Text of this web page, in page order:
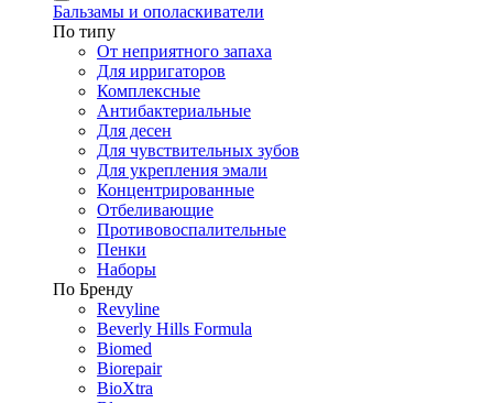
Бальзамы и ополаскиватели
По типу
От неприятного запаха
Для ирригаторов
Комплексные
Антибактериальные
Для десен
Для чувствительных зубов
Для укрепления эмали
Концентрированные
Отбеливающие
Противовоспалительные
Пенки
Наборы
По Бренду
Revyline
Beverly Hills Formula
Biomed
Biorepair
BioXtra